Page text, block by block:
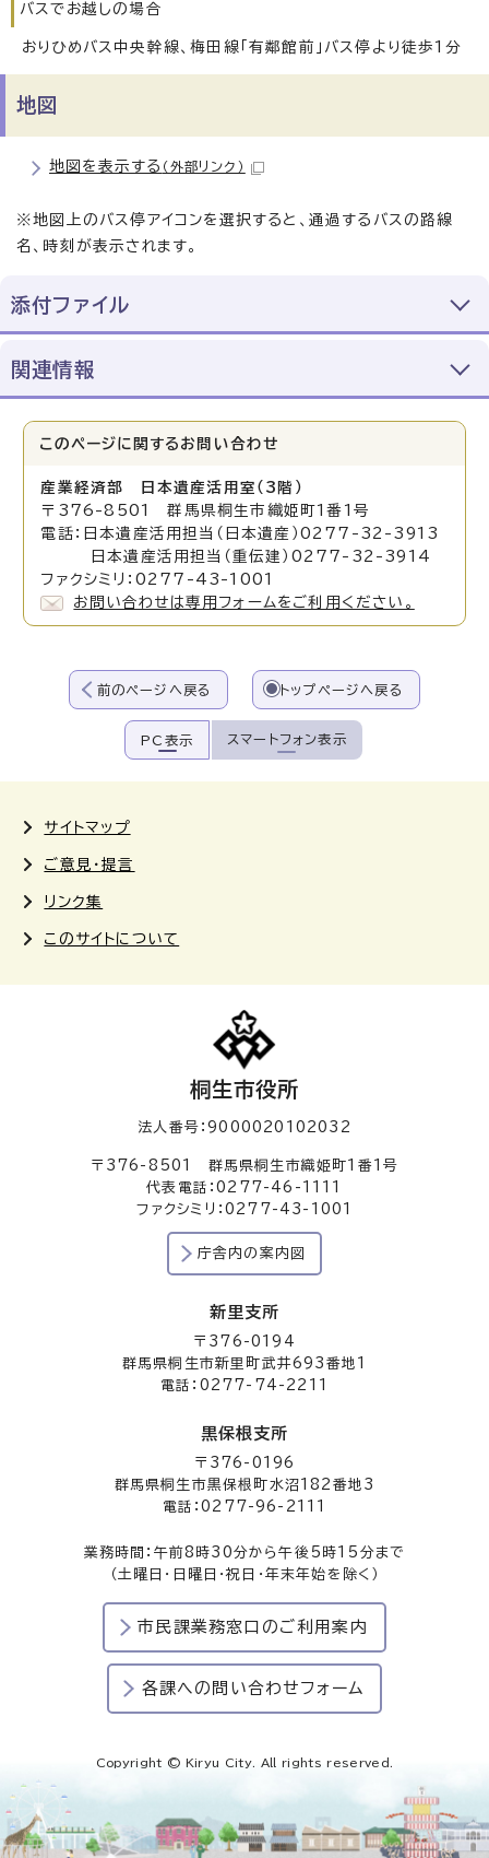
バスでお越しの場合
おりひめバス中央幹線、梅田線「有鄰館前」バス停より徒歩1分
地図
地図を表示する （外部リンク）
※地図上のバス停アイコンを選択すると、通過するバスの路線
名、時刻が表示されます。
添付ファイル
関連情報
このページに関する お問い合わせ
産業経済部 日本遺産活用室（3階）
〒376-8501 群馬県桐生市織姫町1番1号
電話：日本遺産活用担当（日本遺産）0277-32-3913
日本遺産活用担当（重伝建）0277-32-3914
ファクシミリ：0277-43-1001
お問い合わせは専用フォームをご利用ください。
前のページへ戻る トップページへ戻る
PC表示 スマートフォン表示
サイトマップ
ご意見・提言
リンク集
このサイトについて
桐生市役所
法人番号：9000020102032
〒376-8501 群馬県桐生市織姫町1番1号
代表電話：0277-46-1111
ファクシミリ：0277-43-1001
庁舎内の案内図
新里支所
〒376-0194
群馬県桐生市新里町武井693番地1
電話：0277-74-2211
黒保根支所
〒376-0196
群馬県桐生市黒保根町水沼182番地3
電話：0277-96-2111
業務時間：午前8時30分から午後5時15分まで
（土曜日・日曜日・祝日・年末年始を除く）
市民課業務窓口のご利用案内
各課への問い合わせフォーム
Copyright © Kiryu City. All rights reserved.